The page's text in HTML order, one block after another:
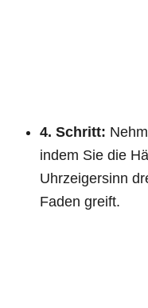
4. Schritt:
indem Sie die
Uhrzeigersinn
Faden greift.